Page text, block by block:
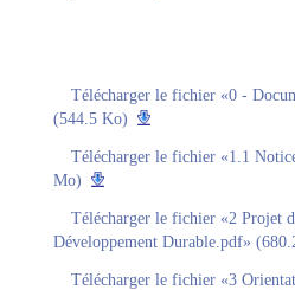
Télécharger le fichier «0 -
(544.5 Ko)
Télécharger le fichier «1.1
Mo)
Télécharger le fichier «2 Projet
Développement Durable.pdf»
Télécharger le fichier «3